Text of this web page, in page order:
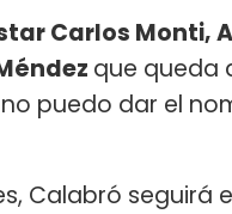
Carlos
que queda
puedo dar el
Calabró seguirá